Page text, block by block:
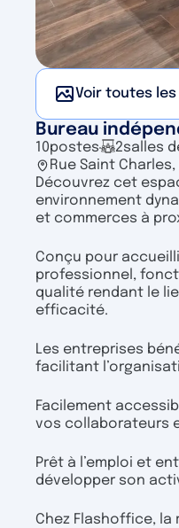
Voir toutes
Bureau
10postes 2salles
Rue Saint Charles,
Découvrez cet
environnement
et commerces à
Conçu pour
professionnel,
qualité rendant le
efficacité.
Les entreprises
facilitant
Facilement
vos collaborateurs
Prêt à l’emploi et
développer son
Chez Flashoffice, la